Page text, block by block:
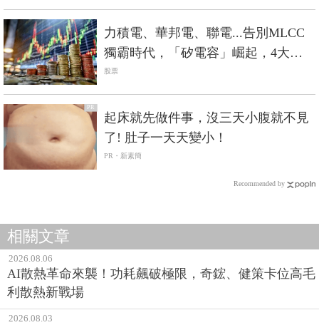
力積電、華邦電、聯電...告別MLCC
獨霸時代，「矽電容」崛起，4大台
廠搶先機
股票
PR
起床就先做件事，沒三天小腹就不見
了! 肚子一天天變小！
PR・新素簡
Recommended by
相關文章
2026.08.06
AI散熱革命來襲！功耗飆破極限，奇鋐、健策卡位高毛
利散熱新戰場
2026.08.03